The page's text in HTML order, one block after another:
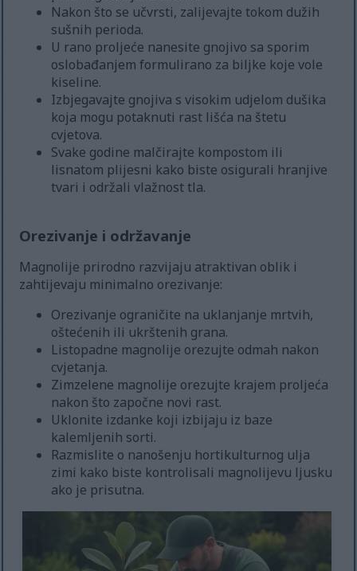
Nakon što se učvrsti, zalijevajte tokom dužih
sušnih perioda.
U rano proljeće nanesite gnojivo sa sporim
oslobađanjem formulirano za biljke koje vole
kiseline.
Izbjegavajte gnojiva s visokim udjelom dušika
koja mogu potaknuti rast lišća na štetu
cvjetova.
Svake godine malčirajte kompostom ili
lisnatom plijesni kako biste osigurali hranjive
tvari i održali vlažnost tla.
Orezivanje i održavanje
Magnolije prirodno razvijaju atraktivan oblik i
zahtijevaju minimalno orezivanje:
Orezivanje ograničite na uklanjanje mrtvih,
oštećenih ili ukrštenih grana.
Listopadne magnolije orezujte odmah nakon
cvjetanja.
Zimzelene magnolije orezujte krajem proljeća
nakon što započne novi rast.
Uklonite izdanke koji izbijaju iz baze
kalemljenih sorti.
Razmislite o nanošenju hortikulturnog ulja
zimi kako biste kontrolisali magnolijevu ljusku
ako je prisutna.